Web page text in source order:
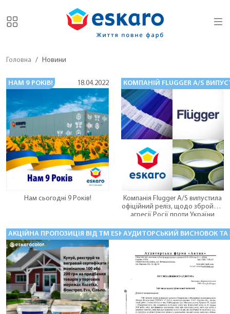
Головна Новини
НАМ 9 РОКІВ! 18.04.2022
Нам сьогодні 9 Років!
КОМПАНІЙ FLUGGER A/S
Компанія Flugger A/S випустила
офіційний реліз, щодо збройної
агресії Росії проти України
АКЦІЙНА ПРОПОЗИЦІЯ ВІД TM ESKARO ТА TM AURA 22.02.2022
АУДИТОРСЬКИЙ ВИСНОВОК ТА